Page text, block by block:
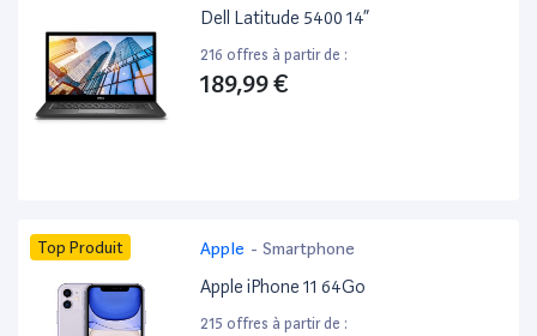
Dell Latitude 5400 14”
216 offres à partir de :
189,99 €
Top Produit Apple - Smartphone
Apple iPhone 11 64Go
215 offres à partir de :